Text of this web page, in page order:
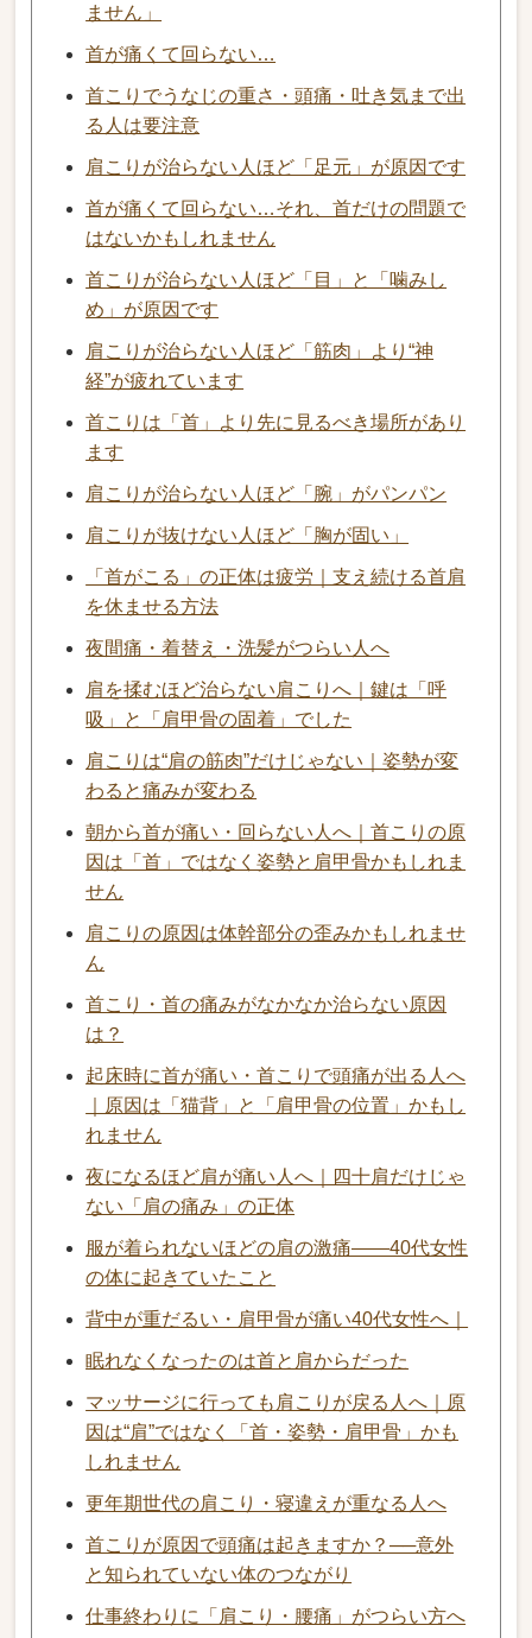
ません」
首が痛くて回らない…
首こりでうなじの重さ・頭痛・吐き気まで出
る人は要注意
肩こりが治らない人ほど「足元」が原因です
首が痛くて回らない…それ、首だけの問題で
はないかもしれません
首こりが治らない人ほど「目」と「噛みし
め」が原因です
肩こりが治らない人ほど「筋肉」より“神
経”が疲れています
首こりは「首」より先に見るべき場所があり
ます
肩こりが治らない人ほど「腕」がパンパン
肩こりが抜けない人ほど「胸が固い」
「首がこる」の正体は疲労｜支え続ける首肩
を休ませる方法
夜間痛・着替え・洗髪がつらい人へ
肩を揉むほど治らない肩こりへ｜鍵は「呼
吸」と「肩甲骨の固着」でした
肩こりは“肩の筋肉”だけじゃない｜姿勢が変
わると痛みが変わる
朝から首が痛い・回らない人へ｜首こりの原
因は「首」ではなく姿勢と肩甲骨かもしれま
せん
肩こりの原因は体幹部分の歪みかもしれませ
ん
首こり・首の痛みがなかなか治らない原因
は？
起床時に首が痛い・首こりで頭痛が出る人へ
｜原因は「猫背」と「肩甲骨の位置」かもし
れません
夜になるほど肩が痛い人へ｜四十肩だけじゃ
ない「肩の痛み」の正体
服が着られないほどの肩の激痛——40代女性
の体に起きていたこと
背中が重だるい・肩甲骨が痛い40代女性へ｜
眠れなくなったのは首と肩からだった
マッサージに行っても肩こりが戻る人へ｜原
因は“肩”ではなく「首・姿勢・肩甲骨」かも
しれません
更年期世代の肩こり・寝違えが重なる人へ
首こりが原因で頭痛は起きますか？──意外
と知られていない体のつながり
仕事終わりに「肩こり・腰痛」がつらい方へ